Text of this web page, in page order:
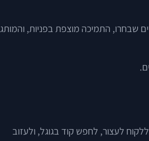
שבחרו, התמיכה מוצפת בפניות, והמותג
לעצור, לחפש קוד בגוגל, ולעזוב